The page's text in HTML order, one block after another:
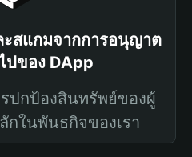
ะสแกมจากการอนุญาต
ปของ DApp
ปกป้องสินทรัพย์ของผู้
กในพันธกิจของเรา